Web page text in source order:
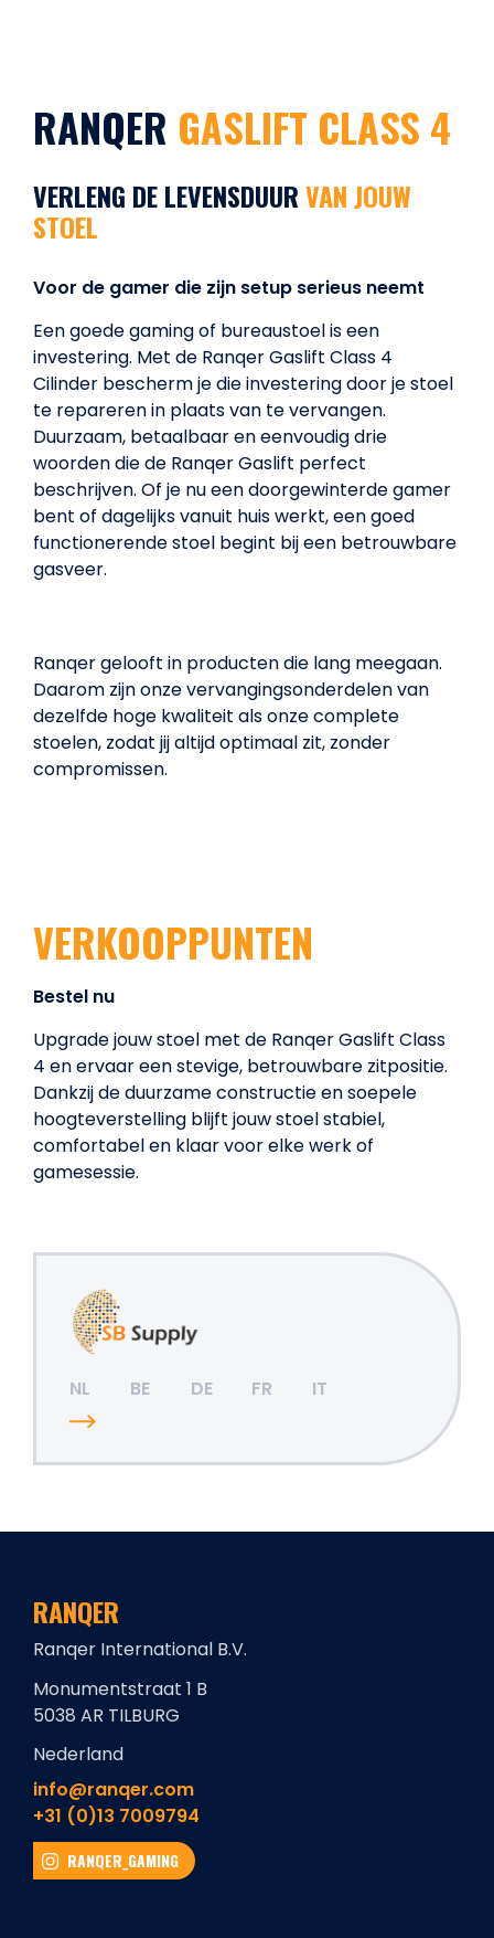
RANQER GASLIFT CLASS 4
VERLENG DE LEVENSDUURVAN JOUW
STOEL
Voor de gamer die zijn setup serieus neemt
Een goede gaming of bureaustoel is een
investering. Met de Ranqer Gaslift Class 4
Cilinder bescherm je die investering door je stoel
te repareren in plaats van te vervangen.
Duurzaam, betaalbaar en eenvoudig drie
woorden die de Ranqer Gaslift perfect
beschrijven. Of je nu een doorgewinterde gamer
bent of dagelijks vanuit huis werkt, een goed
functionerende stoel begint bij een betrouwbare
gasveer.
Ranqer gelooft in producten die lang meegaan.
Daarom zijn onze vervangingsonderdelen van
dezelfde hoge kwaliteit als onze complete
stoelen, zodat jij altijd optimaal zit, zonder
compromissen.
VERKOOPPUNTEN
Bestel nu
Upgrade jouw stoel met de Ranqer Gaslift Class
4 en ervaar een stevige, betrouwbare zitpositie.
Dankzij de duurzame constructie en soepele
hoogteverstelling blijft jouw stoel stabiel,
comfortabel en klaar voor elke werk of
gamesessie.
NL BE DE FR IT
RANQER
Ranqer International B.V.
Monumentstraat 1 B
5038 AR TILBURG
Nederland
info@ranqer.com
+31 (0)13 7009794
RANQER_GAMING